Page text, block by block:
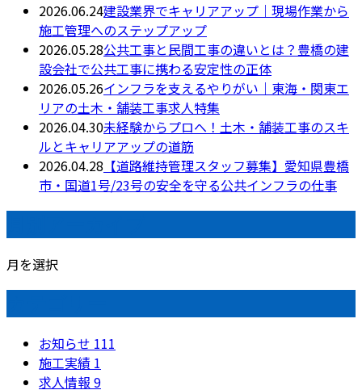
2026.06.24建設業界でキャリアアップ｜現場作業から
施工管理へのステップアップ
2026.05.28公共工事と民間工事の違いとは？豊橋の建
設会社で公共工事に携わる安定性の正体
2026.05.26インフラを支えるやりがい｜東海・関東エ
リアの土木・舗装工事求人特集
2026.04.30未経験からプロへ！土木・舗装工事のスキ
ルとキャリアアップの道筋
2026.04.28 【道路維持管理スタッフ募集】愛知県豊橋
市・国道1号/23号の安全を守る公共インフラの仕事
月を選択
お知らせ 111
施工実績 1
求人情報 9